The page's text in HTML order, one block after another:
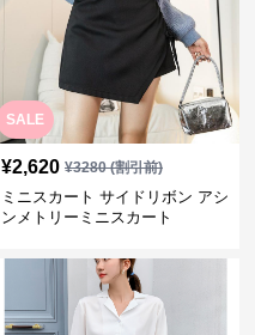
SALE
¥2,620 ¥3280(割引前)
ミニスカート サイドリボン アシ
ンメトリーミニスカート